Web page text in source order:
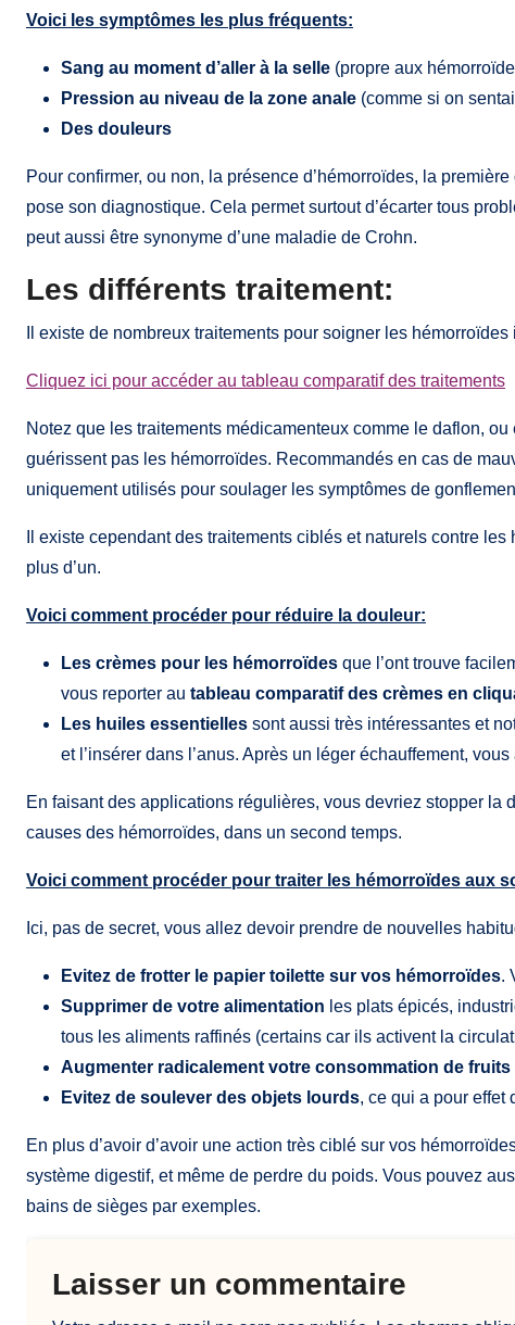
Voici les symptômes les plus fréquents:
Sang au moment d’aller à la selle (propre aux
Pression au niveau de la zone anale (comme si on
Des douleurs
Pour confirmer, ou non, la présence d’hémorroïdes, la
pose son diagnostique. Cela permet surtout d’écarter tous
peut aussi être synonyme d’une maladie de Crohn.
Les différents traitement:
Il existe de nombreux traitements pour soigner les hémorroïdes
Cliquez ici pour accéder au tableau comparatif des traitements
Notez que les traitements médicamenteux comme le daflon, ou
guérissent pas les hémorroïdes. Recommandés en cas de
uniquement utilisés pour soulager les symptômes de
Il existe cependant des traitements ciblés et naturels contre
plus d’un.
Voici comment procéder pour réduire la douleur:
Les crèmes pour les hémorroïdes que l’ont trouve
vous reporter au tableau comparatif des crèmes en
Les huiles essentielles sont aussi très intéressantes et
et l’insérer dans l’anus. Après un léger échauffement,
En faisant des applications régulières, vous devriez stopper la
causes des hémorroïdes, dans un second temps.
Voici comment procéder pour traiter les hémorroïdes aux
Ici, pas de secret, vous allez devoir prendre de nouvelles
Evitez de frotter le papier toilette sur vos hémorroïdes.
Supprimer de votre alimentation les plats épicés,
tous les aliments raffinés (certains car ils activent la
Augmenter radicalement votre consommation de fruits
Evitez de soulever des objets lourds, ce qui a pour effet
En plus d’avoir d’avoir une action très ciblé sur vos
système digestif, et même de perdre du poids. Vous pouvez
bains de sièges par exemples.
Laisser un commentaire